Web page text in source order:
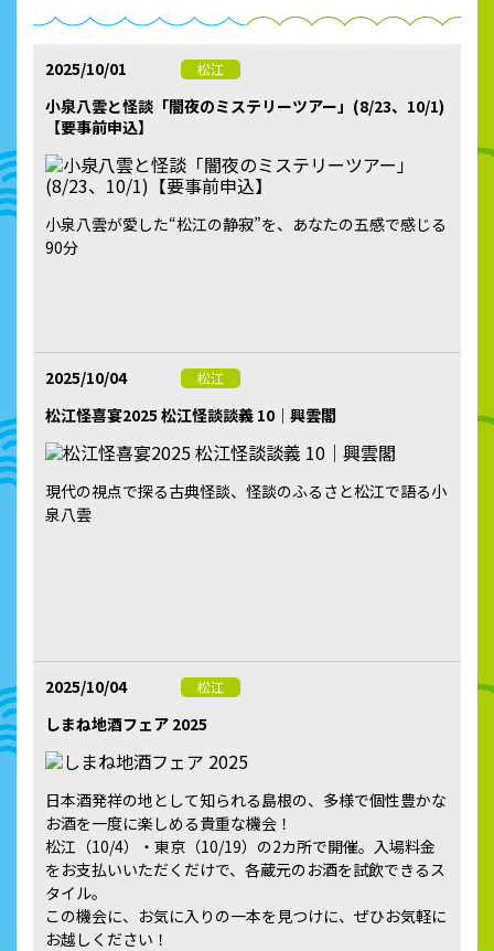
2025/10/01 松江
小泉八雲と怪談「闇夜のミステリーツアー」(8/23、10/1)
【要事前申込】
小泉八雲が愛した“松江の静寂”を、あなたの五感で感じる
90分
2025/10/04 松江
松江怪喜宴2025 松江怪談談義 10｜興雲閣
現代の視点で探る古典怪談、怪談のふるさと松江で語る小
泉八雲
2025/10/04 松江
しまね地酒フェア 2025
日本酒発祥の地として知られる島根の、多様で個性豊かな
お酒を一度に楽しめる貴重な機会！
松江（10/4）・東京（10/19）の2カ所で開催。入場料金
をお支払いいただくだけで、各蔵元のお酒を試飲できるス
タイル。
この機会に、お気に入りの一本を見つけに、ぜひお気軽に
お越しください！